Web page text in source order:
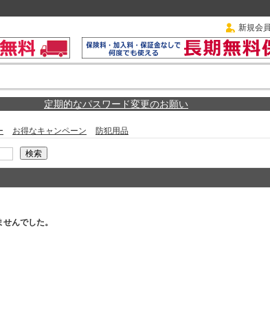
新規会
定期的なパスワード変更のお願い
お得なキャンペーン 防犯用品
んでした。